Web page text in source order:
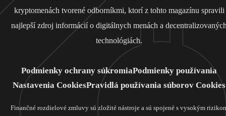
kryptomenách tvorené odborníkmi, ktorí z tohto magazínu spravili
najlepší zdroj informácií o digitálnych menách a
technológiách.
Podmienky ochrany súkromiaPodmienky používania
Nastavenia CookiesPravidlá používania súborov Cookies
Finančné rozdielové zmluvy sú zložité nástroje a sú spojené s vysokým